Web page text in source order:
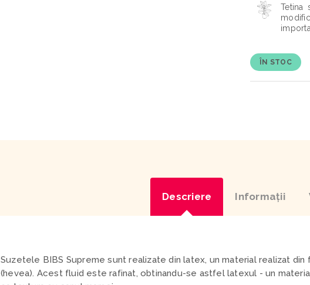
Tetina
ÎN STOC
Descriere Informaţii
Suzetele BIBS Supreme sunt realizate din latex, un material realizat
(hevea). Acest fluid este rafinat, obtinandu-se astfel latexul - un